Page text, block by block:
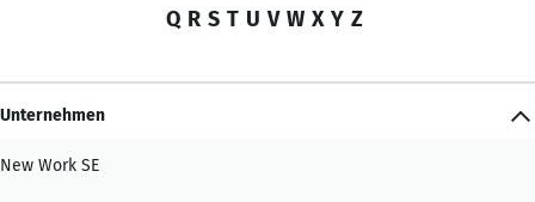
Q R S T U V W X Y Z
Unternehmen
New Work SE